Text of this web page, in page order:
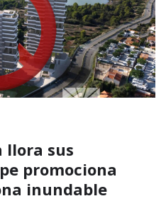
llora sus
promociona
inundable